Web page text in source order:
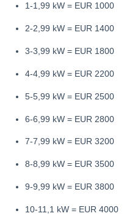
1-1,99 kW = EUR 1000
2-2,99 kW = EUR 1400
3-3,99 kW = EUR 1800
4-4,99 kW = EUR 2200
5-5,99 kW = EUR 2500
6-6,99 kW = EUR 2800
7-7,99 kW = EUR 3200
8-8,99 kW = EUR 3500
9-9,99 kW = EUR 3800
10-11,1 kW = EUR 4000